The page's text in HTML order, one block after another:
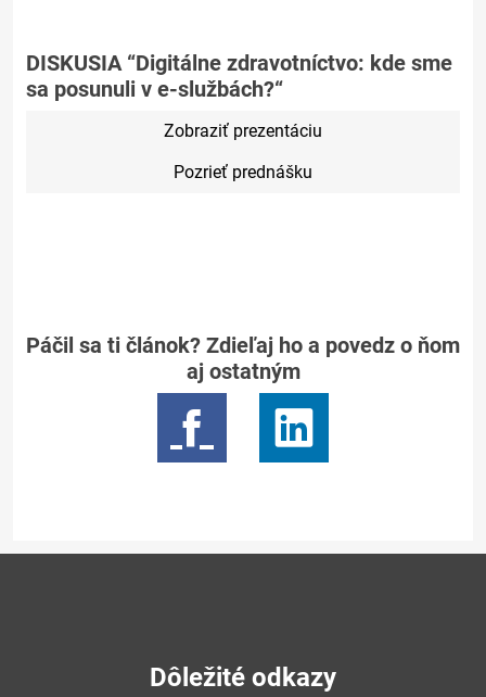
DISKUSIA “Digitálne zdravotníctvo: kde sme
sa posunuli v e-službách?“
Zobraziť prezentáciu
Pozrieť prednášku
Páčil sa ti článok? Zdieľaj ho a povedz o ňom
aj ostatným
Dôležité odkazy